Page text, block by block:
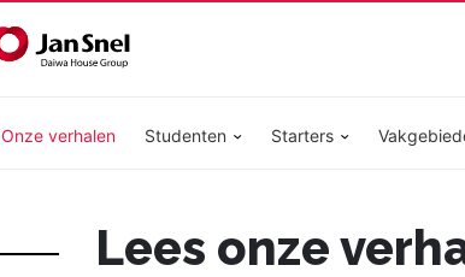
Onze verhalen Studenten Starters
Lees onze